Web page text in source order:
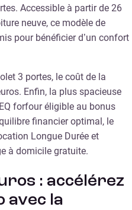
Accessible à partir de 26
neuve, ce modèle de
pour bénéficier d’un confort
3 portes, le coût de la
Enfin, la plus spacieuse
forfour éligible au bonus
financier optimal, le
Longue Durée et
à domicile gratuite.
: accélérez
avec la